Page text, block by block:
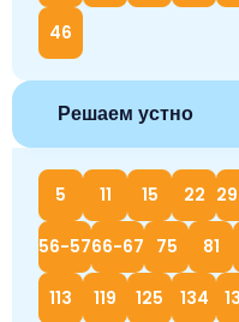
46
Решаем устно
5 11 15 22
56-5766-67 75 81
113 119 125 134